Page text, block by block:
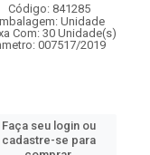
Código: 841285
Unidade
Com: 30 Unidade(s)
007517/2019
Faça seu login ou
cadastre-se para